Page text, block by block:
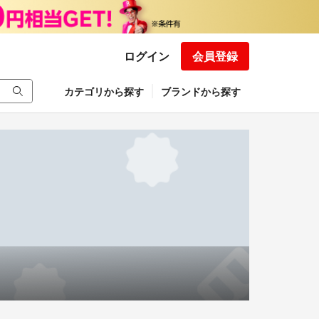
ログイン 会員登録
カテゴリから探す ブランドから探す